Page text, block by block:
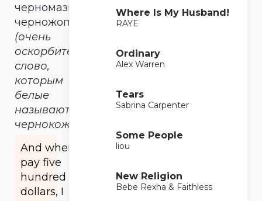
черномазый,
черножопый
(очень
оскорбительное
слово,
которым
белые
называют
чернокожих)
And when I
pay five
hundred
dollars, I
Where Is My Husband!
RAYE
Ordinary
Alex Warren
Tears
Sabrina Carpenter
Some People
liou
New Religion
Bebe Rexha & Faithless